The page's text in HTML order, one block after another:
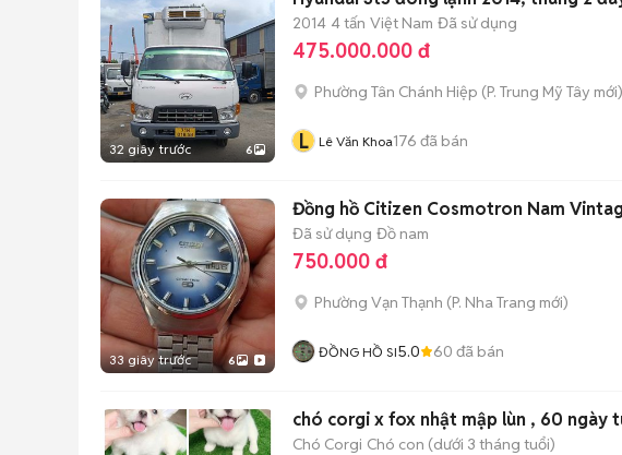
32 giây trước 6
2014 4 tấn Việt Nam Đã sử dụng
475.000.000 đ
Phường Tân Chánh Hiệp (P. Trung Mỹ Tây mới)
L Lê Văn Khoa176 đã bán
33 giây trước 6
Đồng hồ Citizen Cosmotron Nam
Đã sử dụng Đồ nam
750.000 đ
Phường Vạn Thạnh (P. Nha Trang mới)
ĐỒNG HỒ SI5.0 60 đã bán
chó corgi x fox nhật mập lùn , 60 ngày
Chó Corgi Chó con (dưới 3 tháng tuổi)